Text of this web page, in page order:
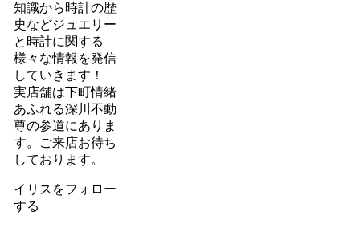
知識から時計の歴
史などジュエリー
と時計に関する
様々な情報を発信
していきます！
実店舗は下町情緒
あふれる深川不動
尊の参道にありま
す。ご来店お待ち
しております。
イリスをフォロー
する